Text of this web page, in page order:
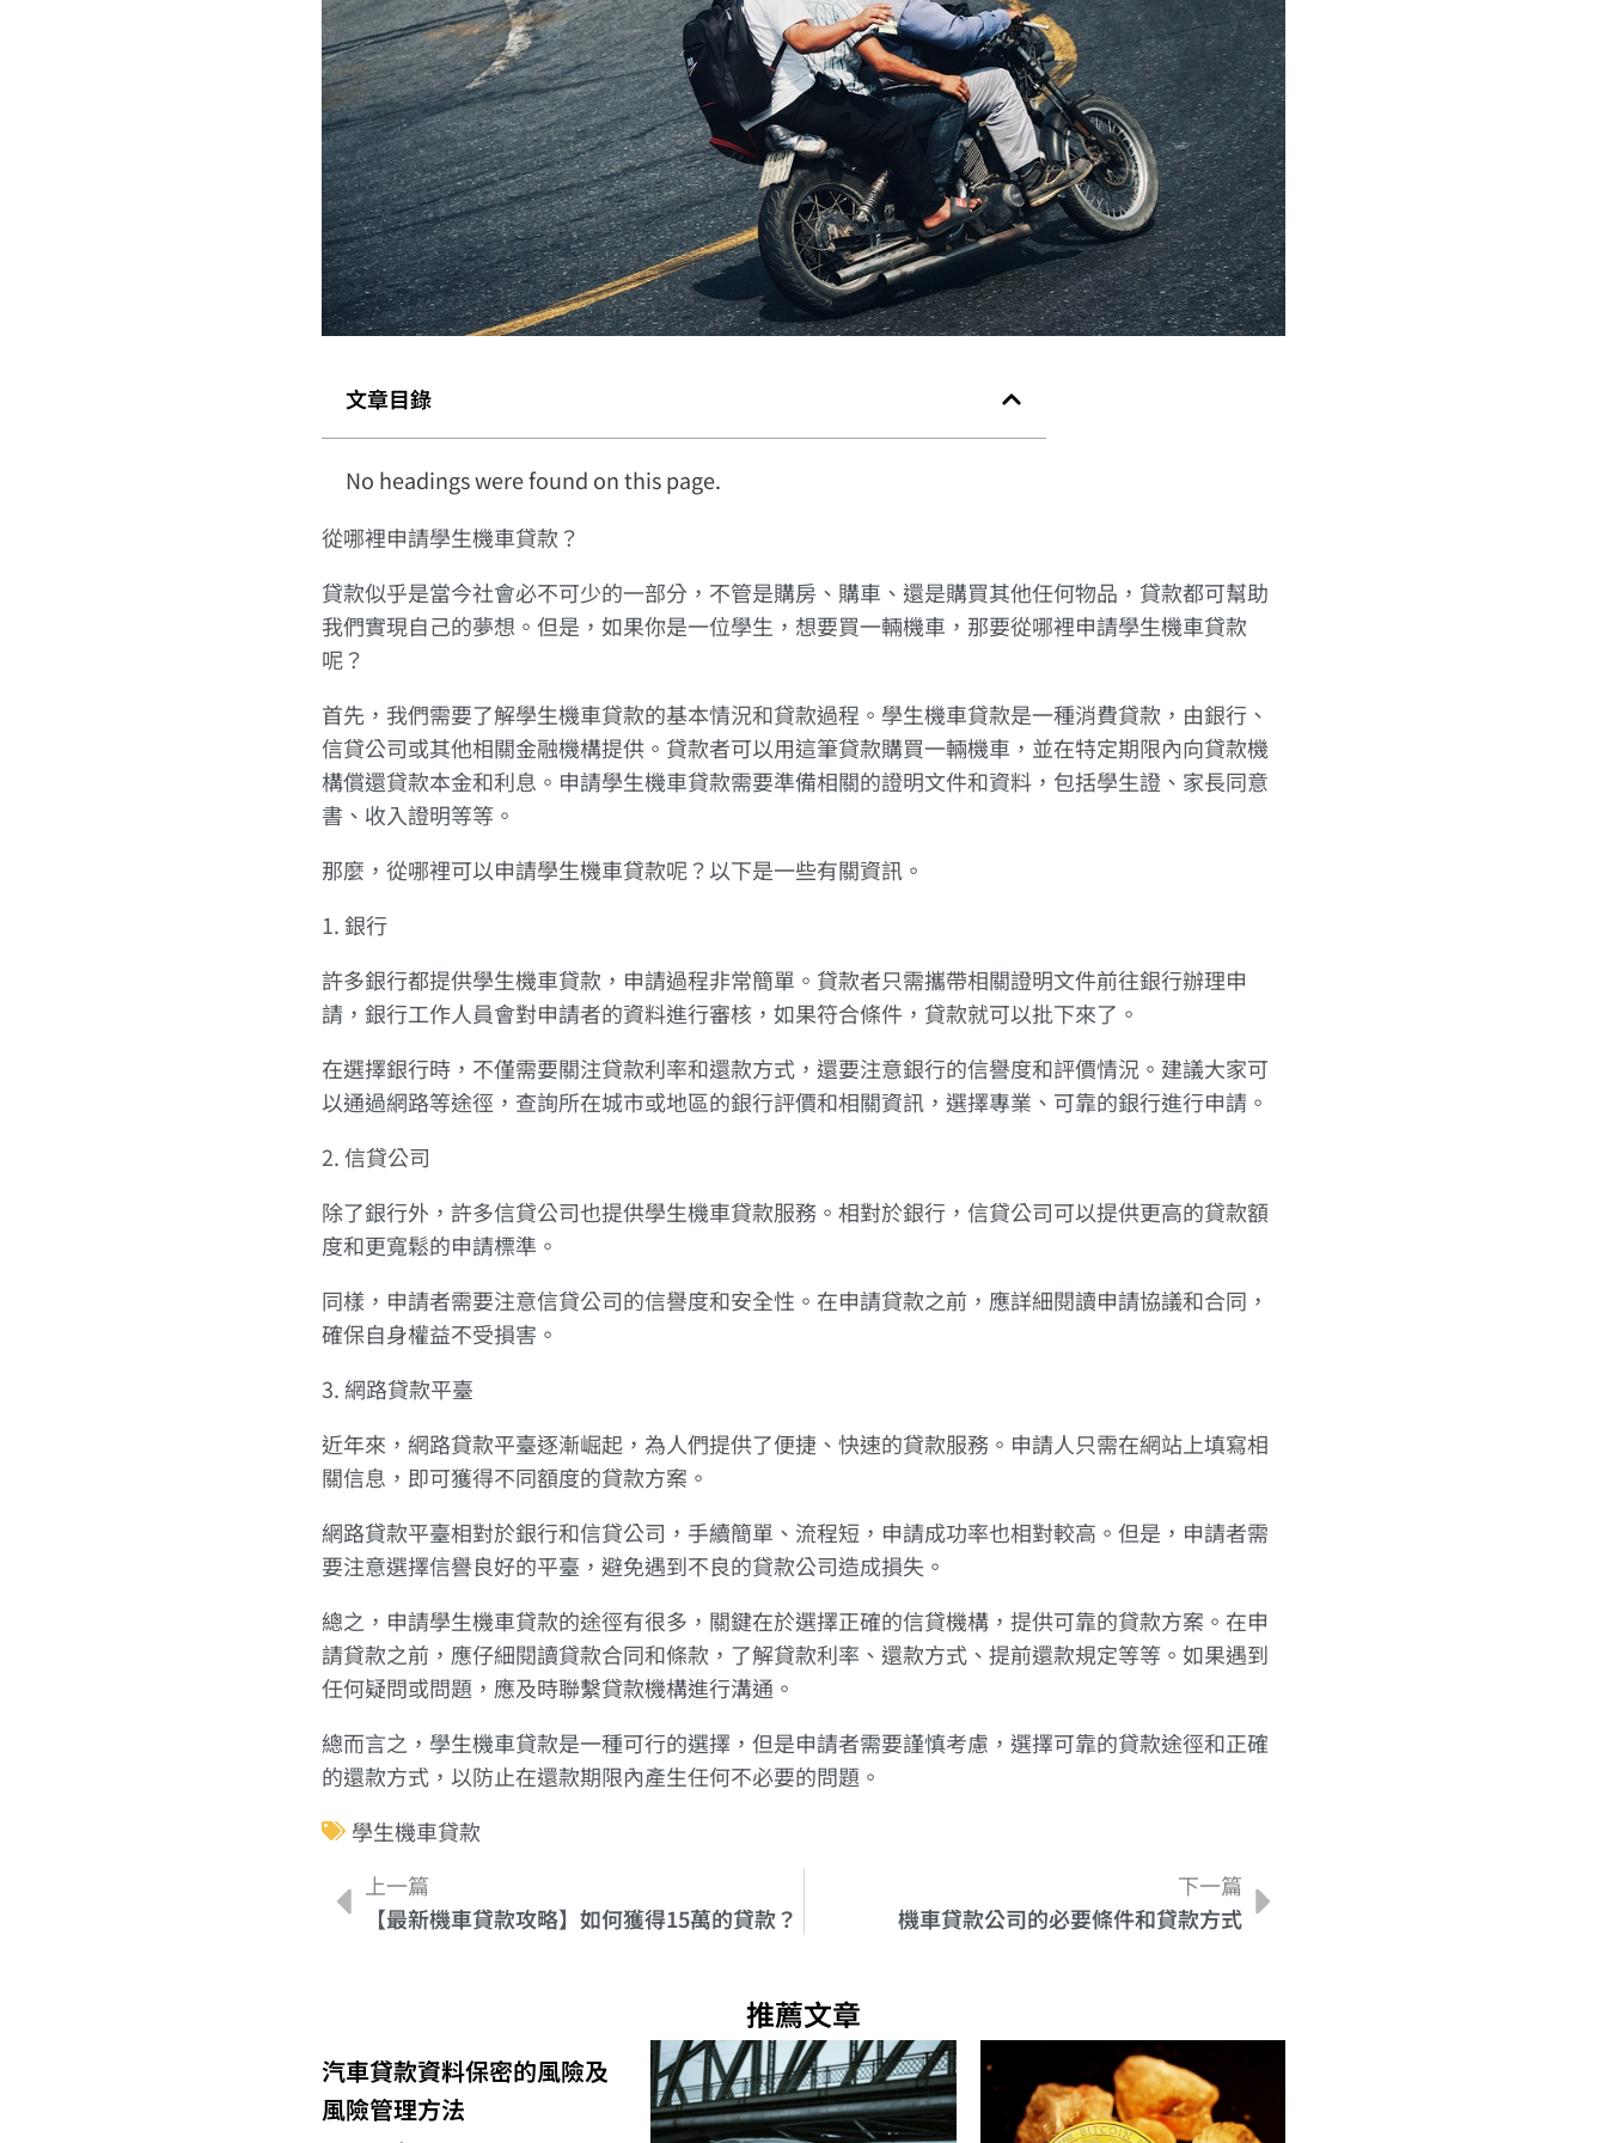
文章目錄
No headings were found on this page.
從哪裡申請學生機車貸款？
貸款似乎是當今社會必不可少的一部分，不管是購房、購車、還是購買其他任何物品，貸款都可幫助
我們實現自己的夢想。但是，如果你是一位學生，想要買一輛機車，那要從哪裡申請學生機車貸款
呢？
首先，我們需要了解學生機車貸款的基本情況和貸款過程。學生機車貸款是一種消費貸款，由銀行、
信貸公司或其他相關金融機構提供。貸款者可以用這筆貸款購買一輛機車，並在特定期限內向貸款機
構償還貸款本金和利息。申請學生機車貸款需要準備相關的證明文件和資料，包括學生證、家長同意
書、收入證明等等。
那麼，從哪裡可以申請學生機車貸款呢？以下是一些有關資訊。
1. 銀行
許多銀行都提供學生機車貸款，申請過程非常簡單。貸款者只需攜帶相關證明文件前往銀行辦理申
請，銀行工作人員會對申請者的資料進行審核，如果符合條件，貸款就可以批下來了。
在選擇銀行時，不僅需要關注貸款利率和還款方式，還要注意銀行的信譽度和評價情況。建議大家可
以通過網路等途徑，查詢所在城市或地區的銀行評價和相關資訊，選擇專業、可靠的銀行進行申請。
2. 信貸公司
除了銀行外，許多信貸公司也提供學生機車貸款服務。相對於銀行，信貸公司可以提供更高的貸款額
度和更寬鬆的申請標準。
同樣，申請者需要注意信貸公司的信譽度和安全性。在申請貸款之前，應詳細閱讀申請協議和合同，
確保自身權益不受損害。
3. 網路貸款平臺
近年來，網路貸款平臺逐漸崛起，為人們提供了便捷、快速的貸款服務。申請人只需在網站上填寫相
關信息，即可獲得不同額度的貸款方案。
網路貸款平臺相對於銀行和信貸公司，手續簡單、流程短，申請成功率也相對較高。但是，申請者需
要注意選擇信譽良好的平臺，避免遇到不良的貸款公司造成損失。
總之，申請學生機車貸款的途徑有很多，關鍵在於選擇正確的信貸機構，提供可靠的貸款方案。在申
請貸款之前，應仔細閱讀貸款合同和條款，了解貸款利率、還款方式、提前還款規定等等。如果遇到
任何疑問或問題，應及時聯繫貸款機構進行溝通。
總而言之，學生機車貸款是一種可行的選擇，但是申請者需要謹慎考慮，選擇可靠的貸款途徑和正確
的還款方式，以防止在還款期限內產生任何不必要的問題。
學生機車貸款
上一篇
【最新機車貸款攻略】如何獲得15萬的貸款？
下一篇
機車貸款公司的必要條件和貸款方式
推薦文章
汽車貸款資料保密的風險及
風險管理方法